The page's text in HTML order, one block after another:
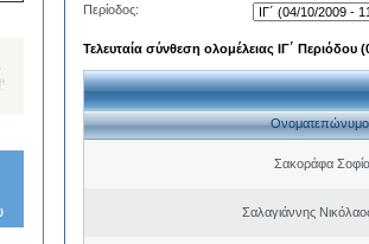
Περίοδος:
Τελευταία σύνθεση ολομέλειας ΙΓ΄ Περιόδου
Ονοματεπώνυμο
Σακοράφα
Σαλαγιάννης